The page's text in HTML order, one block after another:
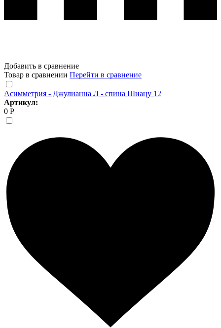
Добавить в сравнение
Товар в сравнении Перейти в сравнение
Асимметрия - Джулианна Л - спина Шиацу 12
Артикул:
0 Р